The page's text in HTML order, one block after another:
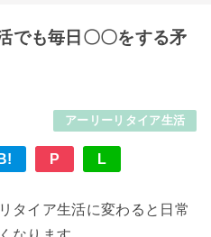
でも毎日〇〇をする矛
アーリーリタイア生活
B! P L
タイア生活に変わると日常